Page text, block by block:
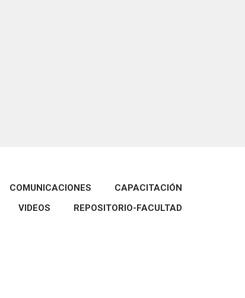
COMUNICACIONES
CAPACITACIÓN
VIDEOS REPOSITORIO-FACULTAD